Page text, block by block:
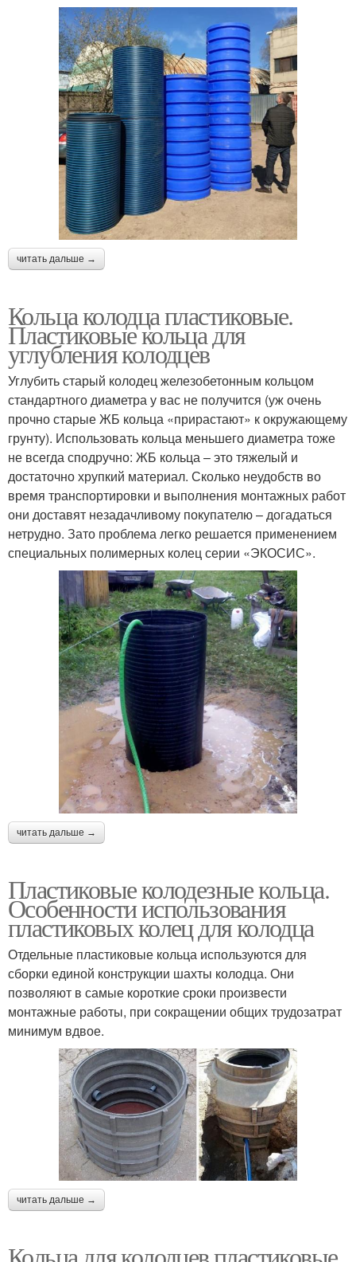
читать дальше →
Кольца колодца пластиковые.
Пластиковые кольца для
углубления колодцев
Углубить старый колодец железобетонным кольцом
стандартного диаметра у вас не получится (уж очень
прочно старые ЖБ кольца «прирастают» к окружающему
грунту). Использовать кольца меньшего диаметра тоже
не всегда сподручно: ЖБ кольца – это тяжелый и
достаточно хрупкий материал. Сколько неудобств во
время транспортировки и выполнения монтажных работ
они доставят незадачливому покупателю – догадаться
нетрудно. Зато проблема легко решается применением
специальных полимерных колец серии «ЭКОСИС».
читать дальше →
Пластиковые колодезные кольца.
Особенности использования
пластиковых колец для колодца
Отдельные пластиковые кольца используются для
сборки единой конструкции шахты колодца. Они
позволяют в самые короткие сроки произвести
монтажные работы, при сокращении общих трудозатрат
минимум вдвое.
читать дальше →